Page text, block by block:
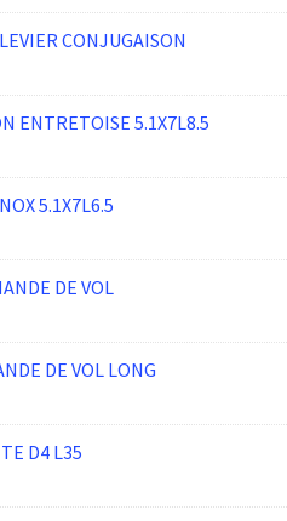
CONJUGAISON
ENTRETOISE 5.1X7L8.5
5.1X7L6.5
DE VOL
DE VOL LONG
D4 L35